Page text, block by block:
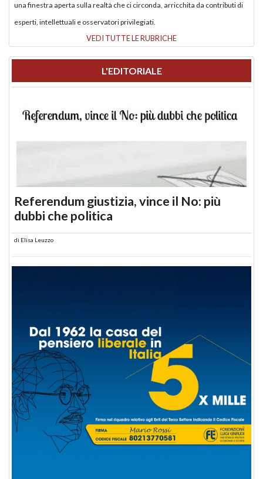
una finestra aperta sulla realtà che ci circonda, arricchita da contributi di
esperti, intellettuali e osservatori privilegiati.
VEDI TUTTE LE RUBRICHE
L'EDITORIALE
Referendum giustizia, vince il No: più
dubbi che politica
di Elisa Leuzzo